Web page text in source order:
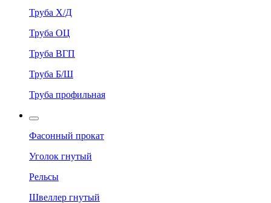
Труба Х/Д
Труба ОЦ
Труба ВГП
Труба Б/Ш
Труба профильная
Фасонный прокат
Уголок гнутый
Рельсы
Швеллер гнутый